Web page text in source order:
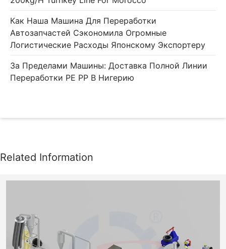
Как Наша Машина Для Переработки
Автозапчастей Сэкономила Огромные
Логистические Расходы Японскому Экспортеру
За Пределами Машины: Доставка Полной Линии
Переработки PE PP В Нигерию